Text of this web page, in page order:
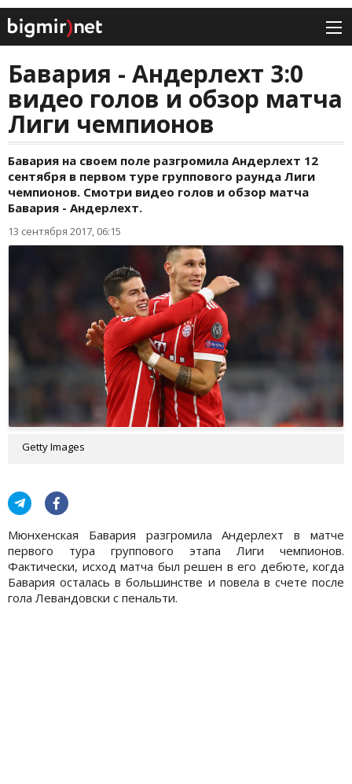
Бавария - Андерлехт 3:0
видео голов и обзор матча
Лиги чемпионов
Бавария на своем поле разгромила Андерлехт 12
сентября в первом туре группового раунда Лиги
чемпионов. Смотри видео голов и обзор матча
Бавария - Андерлехт.
13 сентября 2017, 06:15
Getty Images
Мюнхенская Бавария разгромила Андерлехт в матче
первого тура группового этапа Лиги чемпионов.
Фактически, исход матча был решен в его дебюте, когда
Бавария осталась в большинстве и повела в счете после
гола Левандовски с пенальти.